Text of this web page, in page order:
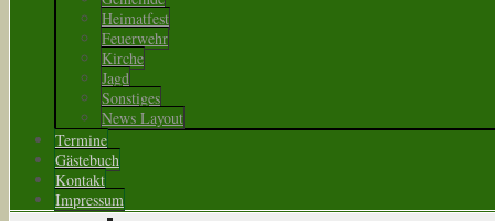
Heimatfest
Feuerwehr
Kirche
Jagd
Sonstiges
News Layout
Termine
Gästebuch
Kontakt
Impressum